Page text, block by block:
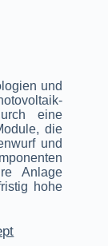
und
eine
die
und
Anlage
hohe